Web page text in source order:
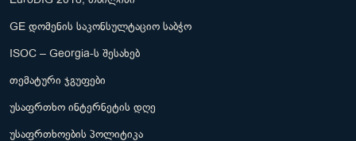
GE დომენის საკონსულტაციო საბჭო
ISOC – Georgia-ს შესახებ
თემატური ჯგუფები
უსაფრთხო ინტერნეტის დღე
უსაფრთხოების პოლიტიკა